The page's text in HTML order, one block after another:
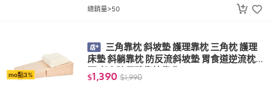
總銷量>50
mo點3%
三角靠枕 斜坡墊 護理靠枕 三角枕 護理
床墊 斜躺靠枕 防反流斜坡墊 胃食道逆流枕
頭 老人防反酸靠枕靠背
$1,390 $1,990